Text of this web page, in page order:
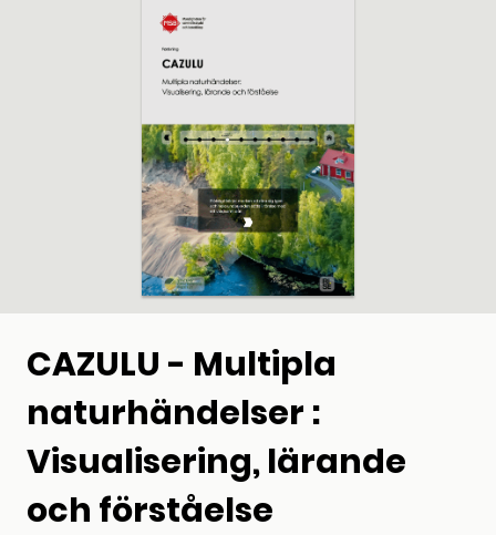
CAZULU - Multipla
naturhändelser :
Visualisering, lärande
och förståelse